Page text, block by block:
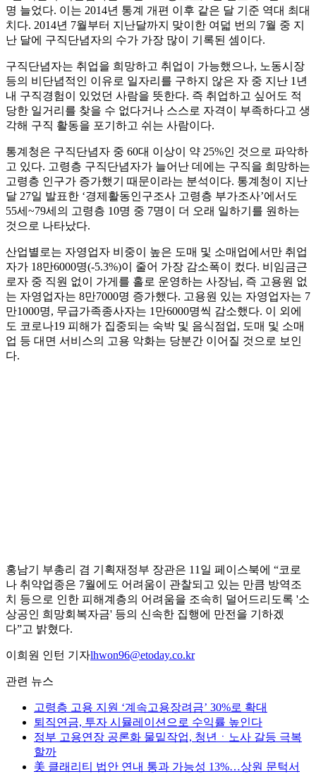
명 늘었다. 이는 2014년 통계 개편 이후 같은 달 기준 역대 최대
치다. 2014년 7월부터 지난달까지 맞이한 여덟 번의 7월 중 지
난 달에 구직단념자의 수가 가장 많이 기록된 셈이다.
구직단념자는 취업을 희망하고 취업이 가능했으나, 노동시장
등의 비단념적인 이유로 일자리를 구하지 않은 자 중 지난 1년
내 구직경험이 있었던 사람을 뜻한다. 즉 취업하고 싶어도 적
당한 일거리를 찾을 수 없다거나 스스로 자격이 부족하다고 생
각해 구직 활동을 포기하고 쉬는 사람이다.
통계청은 구직단념자 중 60대 이상이 약 25%인 것으로 파악하
고 있다. 고령층 구직단념자가 늘어난 데에는 구직을 희망하는
고령층 인구가 증가했기 때문이라는 분석이다. 통계청이 지난
달 27일 발표한 ‘경제활동인구조사 고령층 부가조사’에서도
55세~79세의 고령층 10명 중 7명이 더 오래 일하기를 원하는
것으로 나타났다.
산업별로는 자영업자 비중이 높은 도매 및 소매업에서만 취업
자가 18만6000명(-5.3%)이 줄어 가장 감소폭이 컸다. 비임금근
로자 중 직원 없이 가게를 홀로 운영하는 사장님, 즉 고용원 없
는 자영업자는 8만7000명 증가했다. 고용원 있는 자영업자는 7
만1000명, 무급가족종사자는 1만6000명씩 감소했다. 이 외에
도 코로나19 피해가 집중되는 숙박 및 음식점업, 도매 및 소매
업 등 대면 서비스의 고용 악화는 당분간 이어질 것으로 보인
다.
홍남기 부총리 겸 기획재정부 장관은 11일 페이스북에 “코로
나 취약업종은 7월에도 어려움이 관찰되고 있는 만큼 방역조
치 등으로 인한 피해계층의 어려움을 조속히 덜어드리도록 '소
상공인 희망회복자금' 등의 신속한 집행에 만전을 기하겠
다”고 밝혔다.
이희원 인턴 기자lhwon96@etoday.co.kr
관련 뉴스
고령층 고용 지원 ‘계속고용장려금’ 30%로 확대
퇴직연금, 투자 시뮬레이션으로 수익률 높인다
정부 고용연장 공론화 물밑작업, 청년ㆍ노사 갈등 극복
할까
美 클래리티 법안 연내 통과 가능성 13%…상원 문턱서